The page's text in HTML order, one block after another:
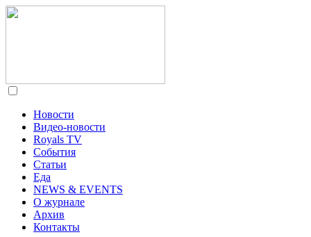
Новости
Видео-новости
Royals TV
События
Статьи
Еда
NEWS & EVENTS
О журнале
Архив
Контакты